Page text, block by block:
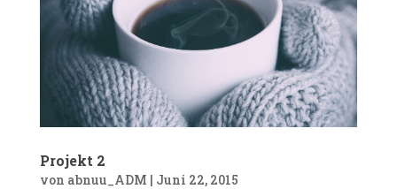
Projekt 2
von abnuu_ADM | Juni 22, 2015